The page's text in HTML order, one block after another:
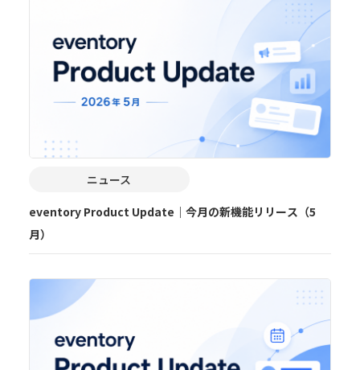
ニュース
eventory Product Update｜今月の新機能リリース（5
月）